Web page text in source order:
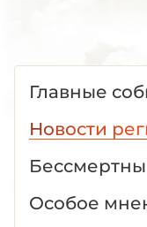
Главные
Новости
Особое